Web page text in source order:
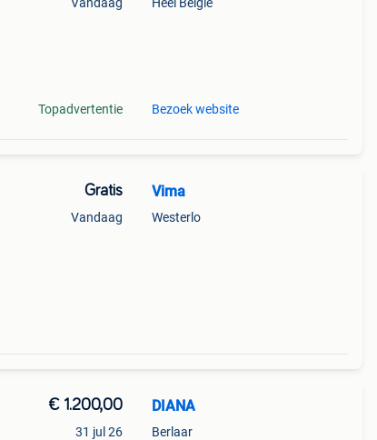
Topadvertentie Bezoek website
Gratis
Vandaag
Vima
Westerlo
€ 1.200,00
31 jul 26
DIANA
Berlaar